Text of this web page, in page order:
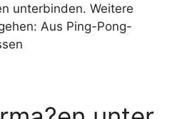
unterbinden. Weitere
Aus Ping-Pong-